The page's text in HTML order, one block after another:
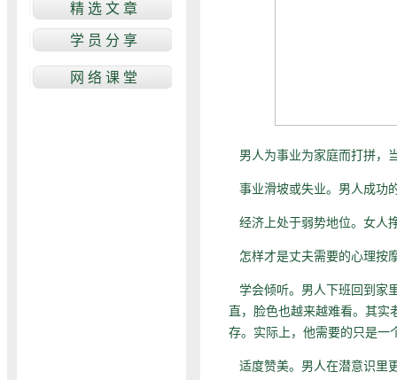
男人为事业为家庭而打拼，
事业滑坡或失业。男人成功
经济上处于弱势地位。女人
怎样才是丈夫需要的心理按
学会倾听。男人下班回到家
直，脸色也越来越难看。其
存。实际上，他需要的只是一
适度赞美。男人在潜意识里